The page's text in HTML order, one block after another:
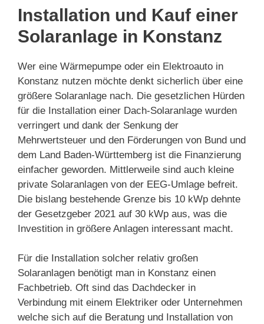
Installation und Kauf einer
Solaranlage in Konstanz
Wer eine Wärmepumpe oder ein Elektroauto in
Konstanz nutzen möchte denkt sicherlich über eine
größere Solaranlage nach. Die gesetzlichen Hürden
für die Installation einer Dach-Solaranlage wurden
verringert und dank der Senkung der
Mehrwertsteuer und den Förderungen von Bund und
dem Land Baden-Württemberg ist die Finanzierung
einfacher geworden. Mittlerweile sind auch kleine
private Solaranlagen von der EEG-Umlage befreit.
Die bislang bestehende Grenze bis 10 kWp dehnte
der Gesetzgeber 2021 auf 30 kWp aus, was die
Investition in größere Anlagen interessant macht.
Für die Installation solcher relativ großen
Solaranlagen benötigt man in Konstanz einen
Fachbetrieb. Oft sind das Dachdecker in
Verbindung mit einem Elektriker oder Unternehmen
welche sich auf die Beratung und Installation von